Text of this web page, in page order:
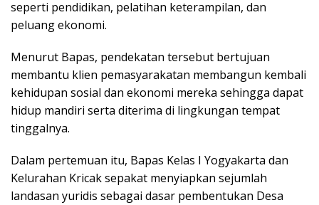
seperti pendidikan, pelatihan keterampilan, dan
peluang ekonomi.
Menurut Bapas, pendekatan tersebut bertujuan
membantu klien pemasyarakatan membangun kembali
kehidupan sosial dan ekonomi mereka sehingga dapat
hidup mandiri serta diterima di lingkungan tempat
tinggalnya.
Dalam pertemuan itu, Bapas Kelas I Yogyakarta dan
Kelurahan Kricak sepakat menyiapkan sejumlah
landasan yuridis sebagai dasar pembentukan Desa